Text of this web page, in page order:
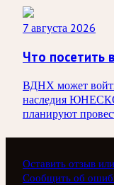
7 августа 2026
Что посетить
ВДНХ может
наследия
планируют
Оставить отзыв
Сообщить об